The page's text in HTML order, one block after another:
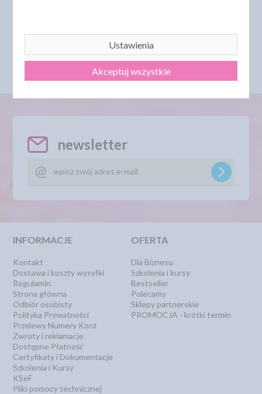
newsletter
INFORMACJE
Kontakt
Dostawa i koszty wysyłki
Regulamin
Strona główna
Odbiór osobisty
Polityka Prywatności
Przelewy Numery Kont
Zwroty i reklamacje
Dostępne Płatność
Certyfikaty i Dokumentacje
Szkolenia i Kursy
KSeF
Pliki pomocy technicznej
OFERTA
Dla Biznesu
Szkolenia i kursy
Bestseller
Polecamy
Sklepy partnerskie
PROMOCJA - krótki termin
Ustawienia
Akceptuj wszystkie